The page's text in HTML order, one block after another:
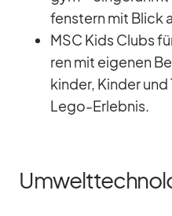
fens­tern mit Blick
MSC Kids Clubs
ren mit ei­ge­nen
kin­der, Kin­der
Lego-Er­leb­nis.